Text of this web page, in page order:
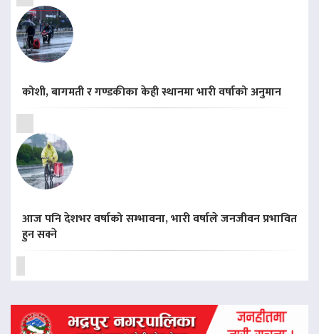
कोशी, बागमती र गण्डकीका केही स्थानमा भारी वर्षाको अनुमान
आज पनि देशभर वर्षाको सम्भावना, भारी वर्षाले जनजीवन प्रभावित
हुन सक्ने